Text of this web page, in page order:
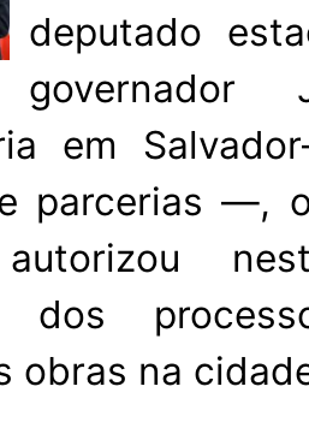
deputado
governador
em
parcerias —,
autorizou
dos
obras na